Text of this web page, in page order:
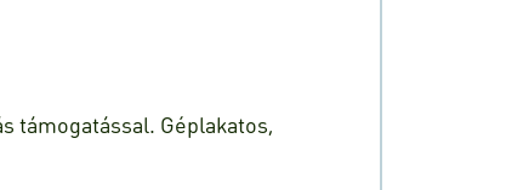
támogatással. Géplakatos,